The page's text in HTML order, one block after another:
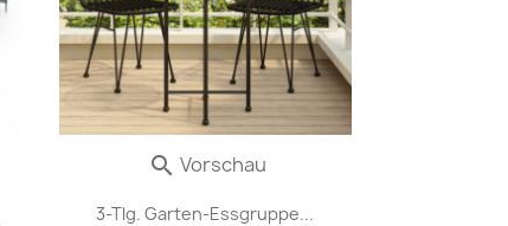
3-Tlg. Garten-Essgruppe...
 Vorschau